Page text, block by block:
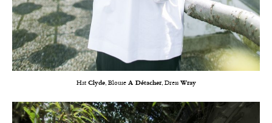
Hat Clyde, Blouse A Détacher, Dress Wray